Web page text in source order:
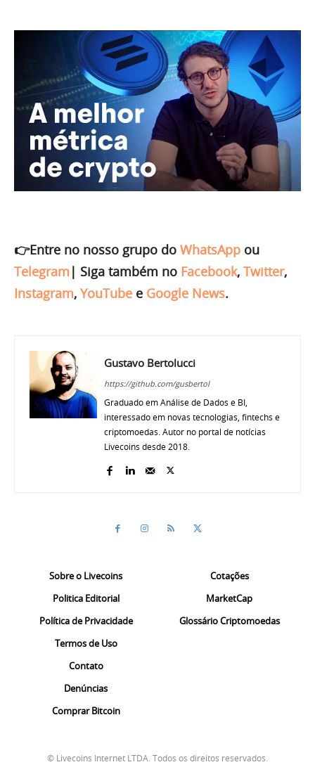
👉Entre no nosso grupo do WhatsApp ou
Telegram | Siga também no Facebook, Twitter,
Instagram, YouTube e Google News.
Gustavo Bertolucci
https://github.com/gusbertol
Graduado em Análise de Dados e BI,
interessado em novas tecnologias, fintechs e
criptomoedas. Autor no portal de notícias
Livecoins desde 2018.
Sobre o Livecoins
Politica Editorial
Política de Privacidade
Termos de Uso
Contato
Denúncias
Comprar Bitcoin
Cotações
MarketCap
Glossário Criptomoedas
© Livecoins Internet LTDA. Todos os direitos reservados.